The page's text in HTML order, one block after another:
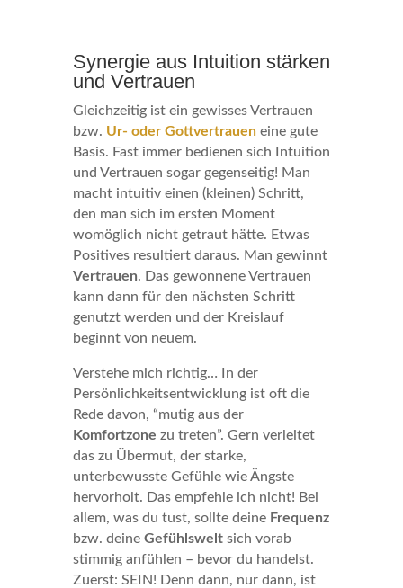
Synergie aus Intuition stärken
und Vertrauen
Gleichzeitig ist ein gewisses Vertrauen
bzw. Ur- oder Gottvertraueneine gute
Basis. Fast immer bedienen sich Intuition
und Vertrauen sogar gegenseitig! Man
macht intuitiv einen (kleinen) Schritt,
den man sich im ersten Moment
womöglich nicht getraut hätte. Etwas
Positives resultiert daraus. Man gewinnt
Vertrauen. Das gewonnene Vertrauen
kann dann für den nächsten Schritt
genutzt werden und der Kreislauf
beginnt von neuem.
Verstehe mich richtig… In der
Persönlichkeitsentwicklung ist oft die
Rede davon, “mutig aus der
Komfortzone zu treten”. Gern verleitet
das zu Übermut, der starke,
unterbewusste Gefühle wie Ängste
hervorholt. Das empfehle ich nicht! Bei
allem, was du tust, sollte deine Frequenz
bzw. deine Gefühlsweltsich vorab
stimmig anfühlen – bevor du handelst.
Zuerst: SEIN! Denn dann, nur dann, ist